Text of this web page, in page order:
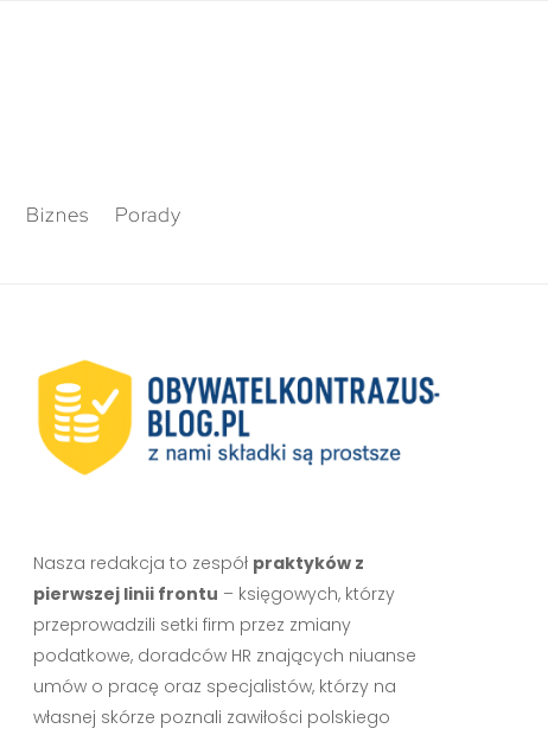
Biznes Porady
Nasza redakcja to zespół praktyków z
pierwszej linii frontu – księgowych, którzy
przeprowadzili setki firm przez zmiany
podatkowe, doradców HR znających niuanse
umów o pracę oraz specjalistów, którzy na
własnej skórze poznali zawiłości polskiego